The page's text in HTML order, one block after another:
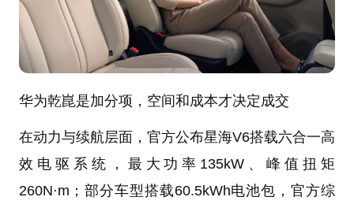
华为乾崑是加分项，空间和成本才决定成交
在动力与续航层面，官方公布星海V6搭载六合一高
效电驱系统，最大功率135kW、峰值扭矩
260N·m；部分车型搭载60.5kWh电池包，官方综